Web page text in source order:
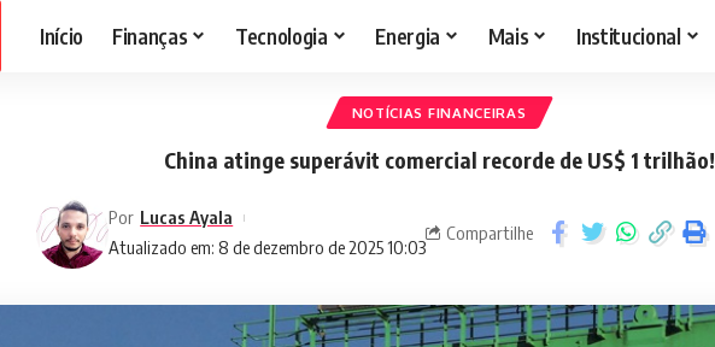
Início Finanças Tecnologia Energia Mais Institucional
NOTÍCIAS FINANCEIRAS
China atinge superávit comercial recorde de US$ 1 trilhão!
Atualizado em: 8 de dezembro de 2025 10:03
Por Lucas Ayala
Compartilhe